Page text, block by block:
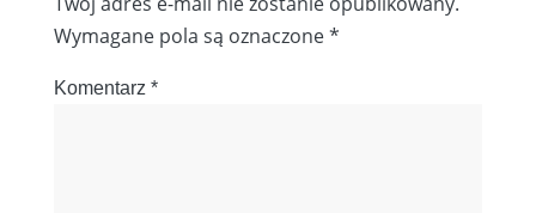
Wymagane pola są oznaczone*
Komentarz *